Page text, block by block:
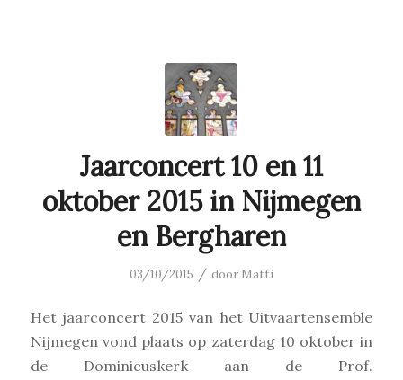
Jaarconcert 10 en 11
oktober 2015 in Nijmegen
en Bergharen
03/10/2015 / door Matti
Het jaarconcert 2015 van het Uitvaartensemble
Nijmegen vond plaats op zaterdag 10 oktober in
de Dominicuskerk aan de Prof.